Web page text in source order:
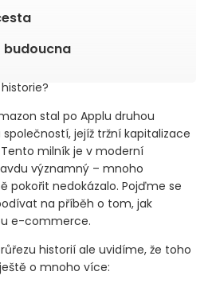
budoucna
stal po Applu druhou
jejíž tržní kapitalizace
Tento milník je v moderní
významný – mnoho
pokořit nedokázalo. Pojďme se
na příběh o tom, jak
e-commerce.
historií ale uvidíme, že toho
o mnoho více: